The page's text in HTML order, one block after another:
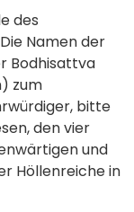
des
Namen der
Bodhisattva
zum
bitte
den vier
und
Höllenreiche in